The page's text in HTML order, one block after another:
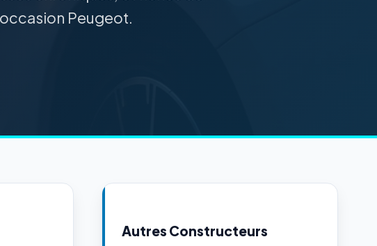
Peugeot.
Autres Constructeurs